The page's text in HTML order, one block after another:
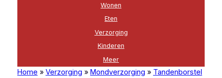
Wonen
Eten
Verzorging
Kinderen
Meer
Home » Verzorging » Mondverzorging » Tandenborstel